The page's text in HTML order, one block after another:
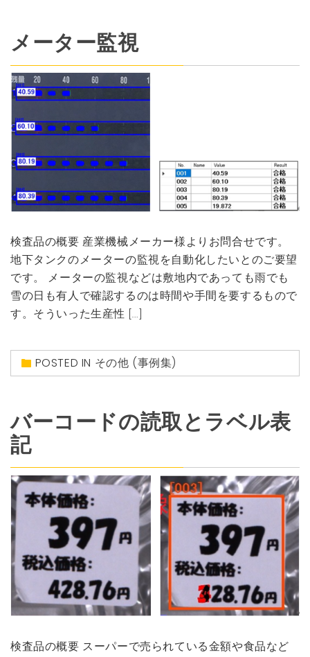
メーター監視
検査品の概要 産業機械メーカー様よりお問合せです。
地下タンクのメーターの監視を自動化したいとのご要望
です。 メーターの監視などは敷地内であっても雨でも
雪の日も有人で確認するのは時間や手間を要するもので
す。そういった生産性 […]
POSTED IN その他 (事例集)
バーコードの読取とラベル表
記
検査品の概要 スーパーで売られている金額や食品など